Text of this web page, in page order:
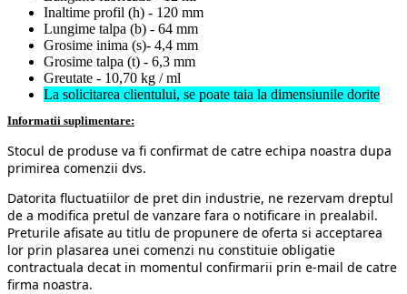
Inaltime profil (h) - 120 mm
Lungime talpa (b) - 64 mm
Grosime inima (s)- 4,4 mm
Grosime talpa (t) - 6,3 mm
Greutate - 10,70 kg / ml
La solicitarea clientului, se poate taia la dimensiunile dorite
Informatii suplimentare:
Stocul de produse va fi confirmat de catre echipa noastra dupa
primirea comenzii dvs.
Datorita fluctuatiilor de pret din industrie, ne rezervam dreptul
de a modifica pretul de vanzare fara o notificare in prealabil.
Preturile afisate au titlu de propunere de oferta si acceptarea
lor prin plasarea unei comenzi nu constituie obligatie
contractuala decat in momentul confirmarii prin e-mail de catre
firma noastra.